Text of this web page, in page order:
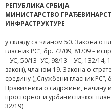
РЕПУБЛИКА СРБИЈА
МИНИСТАРСТВО
ИНФРАСТРУКТУРЕ
у складу са чланом 50. Закона о
гласник РС”, бр. 72/09, 81/09 –
– УС, 50/13 -УС, 98/13 – УС, 132/14,
закон), чланом 19. Закона о
средину („Службени гласник РС”,
Правилника о садржини, начину
просторног и урбанистичког
32/19)